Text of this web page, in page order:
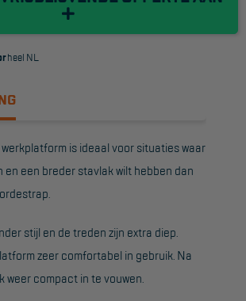
heel NL
is ideaal voor situaties waar
en een breder stavlak wilt hebben dan
stijl en de treden zijn extra diep.
zeer comfortabel in gebruik. Na
weer compact in te vouwen.